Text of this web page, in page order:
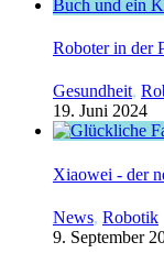
Roboter in der
Gesundheit,
19. Juni 2024
Xiaowei - der
News, Robotik
9. September